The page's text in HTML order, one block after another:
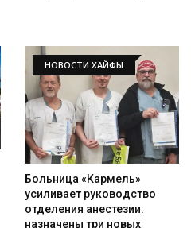
НОВОСТИ ХАЙФЫ
Больница «Кармель»
усиливает руководство
отделения анестезии:
назначены три новых